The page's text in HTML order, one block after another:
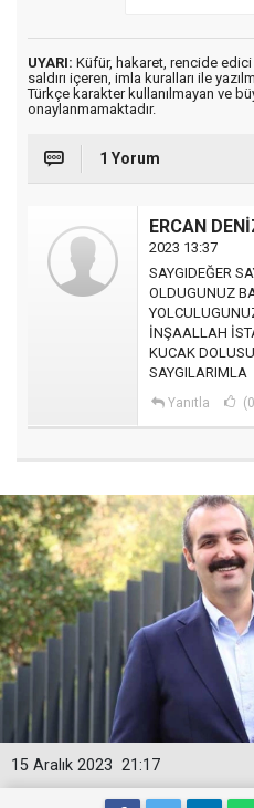
UYARI: Küfür, hakaret, rencide
saldırı içeren, imla kuralları ile
Türkçe karakter kullanılmayan ve
onaylanmamaktadır.
1 Yorum
ERCAN
2023 13:37
SAYGIDEĞER
OLDUGUNUZ
İNŞAALLAH
KUCAK
SAYGILARIMLA
Yanıtla
21:17
15 Aralık 2023